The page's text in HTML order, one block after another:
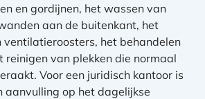
en gordijnen, het wassen van
aan de buitenkant, het
ventilatieroosters, het behandelen
reinigen van plekken die normaal
Voor een juridisch kantoor is
aanvulling op het dagelijkse